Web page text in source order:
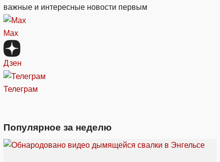
важные и интересные новости первым
Max
Дзен
Телеграм
Популярное за неделю